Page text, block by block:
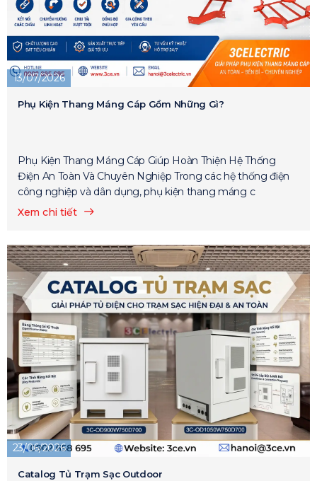
13/07/2026
Phụ Kiện Thang Máng Cáp Gồm Những Gì?
Phụ Kiện Thang Máng Cáp Giúp Hoàn Thiện Hệ Thống
Điện An Toàn Và Chuyên Nghiệp Trong các hệ thống điện
công nghiệp và dân dụng, phụ kiện thang máng c
Xem chi tiết
23/06/2026
Catalog Tủ Trạm Sạc Outdoor